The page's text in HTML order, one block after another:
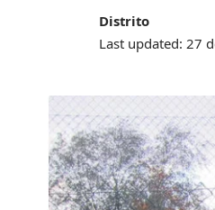
Last updated: 27
Distrito